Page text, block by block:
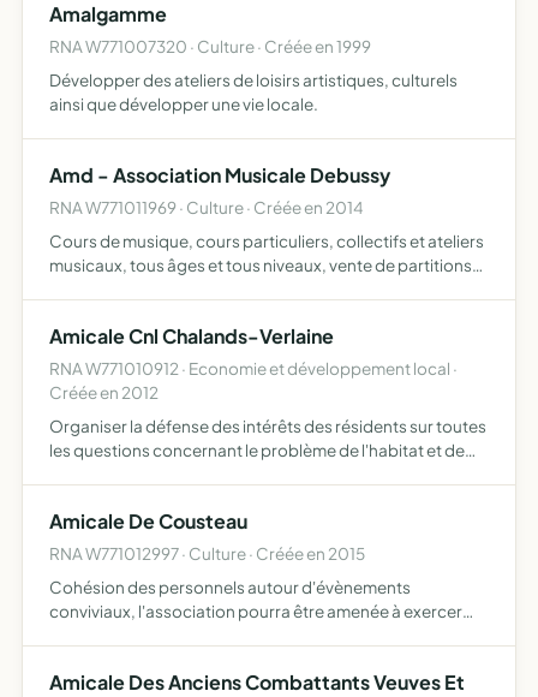
Amalgamme
RNA W771007320 · Culture · Créée en 1999
Développer des ateliers de loisirs artistiques, culturels
ainsi que développer une vie locale.
Amd - Association Musicale Debussy
RNA W771011969 · Culture · Créée en 2014
Cours de musique, cours particuliers, collectifs et ateliers
musicaux, tous âges et tous niveaux, vente de partitions
Amicale Cnl Chalands-Verlaine
RNA W771010912 · Economie et développement local ·
Créée en 2012
Organiser la défense des intérêts des résidents sur toutes
les questions concernant le problème de l'habitat et de
Amicale De Cousteau
RNA W771012997 · Culture · Créée en 2015
Cohésion des personnels autour d'évènements
conviviaux, l'association pourra être amenée à exercer
Amicale Des Anciens Combattants Veuves Et